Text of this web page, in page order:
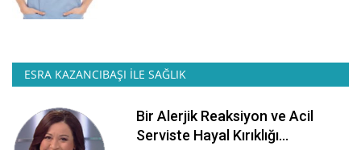
ESRA KAZANCIBAŞI İLE SAĞLIK
Bir Alerjik Reaksiyon ve Acil
Serviste Hayal Kırıklığı...